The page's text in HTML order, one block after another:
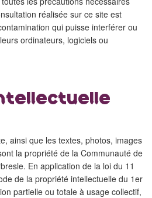
réalisée sur ce site est
qui puisse interférer ou
ordinateurs, logiciels ou
ainsi que les textes, photos, images
la propriété de la Communauté de
En application de la loi du 11
de la propriété intellectuelle du 1er
partielle ou totale à usage collectif,